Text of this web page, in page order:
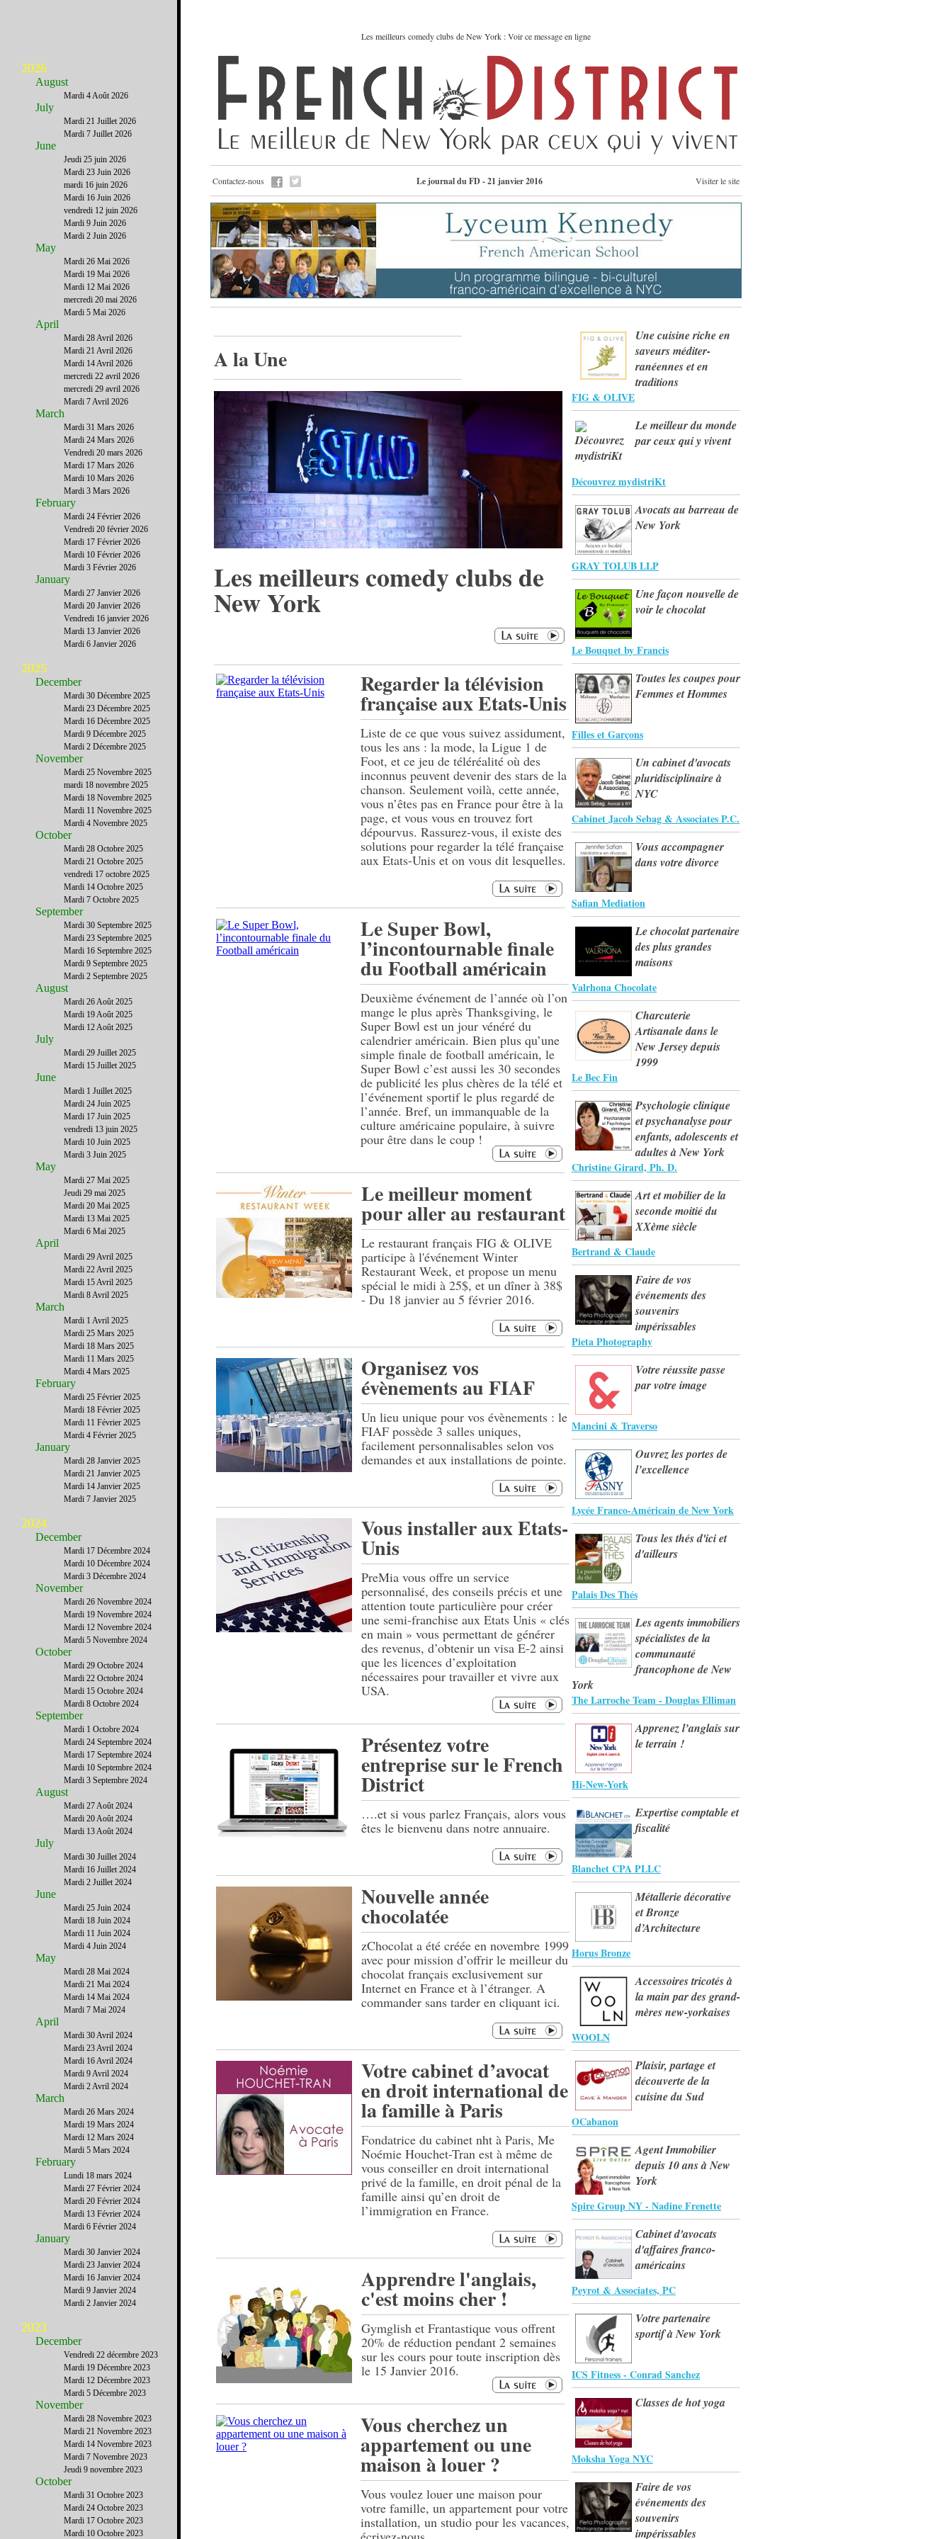
Les meilleurs comedy clubs de New York : Voir ce message en ligne
Contactez-nous Le journal du FD - 21 janvier 2016 Visiter le site
A la Une
Les meilleurs comedy clubs de
New York
Regarder la télévision
française aux Etats-Unis
Liste de ce que vous suivez assidument,
tous les ans : la mode, la Ligue 1 de
Foot, et ce jeu de téléréalité où des
inconnus peuvent devenir des stars de la
chanson. Seulement voilà, cette année,
vous n’êtes pas en France pour être à la
page, et vous vous en trouvez fort
dépourvus. Rassurez-vous, il existe des
solutions pour regarder la télé française
aux Etats-Unis et on vous dit lesquelles.
Le Super Bowl,
l’incontournable finale
du Football américain
Deuxième événement de l’année où l’on
mange le plus après Thanksgiving, le
Super Bowl est un jour vénéré du
calendrier américain. Bien plus qu’une
simple finale de football américain, le
Super Bowl c’est aussi les 30 secondes
de publicité les plus chères de la télé et
l’événement sportif le plus regardé de
l’année. Bref, un immanquable de la
culture américaine populaire, à suivre
pour être dans le coup !
Le meilleur moment
pour aller au restaurant
Le restaurant français FIG & OLIVE
participe à l'événement Winter
Restaurant Week, et propose un menu
spécial le midi à 25$, et un dîner à 38$
- Du 18 janvier au 5 février 2016.
Organisez vos
évènements au FIAF
Un lieu unique pour vos évènements : le
FIAF possède 3 salles uniques,
facilement personnalisables selon vos
demandes et aux installations de pointe.
Vous installer aux Etats-
Unis
PreMia vous offre un service
personnalisé, des conseils précis et une
attention toute particulière pour créer
une semi-franchise aux Etats Unis « clés
en main » vous permettant de générer
des revenus, d’obtenir un visa E-2 ainsi
que les licences d’exploitation
nécessaires pour travailler et vivre aux
USA.
Présentez votre
entreprise sur le French
District
….et si vous parlez Français, alors vous
êtes le bienvenu dans notre annuaire.
Nouvelle année
chocolatée
zChocolat a été créée en novembre 1999
avec pour mission d’offrir le meilleur du
chocolat français exclusivement sur
Internet en France et à l’étranger. A
commander sans tarder en cliquant ici.
Votre cabinet d’avocat
en droit international de
la famille à Paris
Fondatrice du cabinet nht à Paris, Me
Noémie Houchet-Tran est à même de
vous conseiller en droit international
privé de la famille, en droit pénal de la
famille ainsi qu’en droit de
l’immigration en France.
Apprendre l'anglais,
c'est moins cher !
Gymglish et Frantastique vous offrent
20% de réduction pendant 2 semaines
sur les cours pour toute inscription dès
le 15 Janvier 2016.
Vous cherchez un
appartement ou une
maison à louer ?
Vous voulez louer une maison pour
votre famille, un appartement pour votre
installation, un studio pour les vacances,
Une cuisine riche en
saveurs méditer-
ranéennes et en
traditions
FIG & OLIVE
Le meilleur du monde
par ceux qui y vivent
Découvrez mydistriKt
Avocats au barreau de
New York
GRAY TOLUB LLP
Une façon nouvelle de
voir le chocolat
Le Bouquet by Francis
Toutes les coupes pour
Femmes et Hommes
Filles et Garçons
Un cabinet d'avocats
pluridisciplinaire à
NYC
Cabinet Jacob Sebag & Associates P.C.
Vous accompagner
dans votre divorce
Safian Mediation
Le chocolat partenaire
des plus grandes
maisons
Valrhona Chocolate
Charcuterie
Artisanale dans le
New Jersey depuis
1999
Le Bec Fin
Psychologie clinique
et psychanalyse pour
enfants, adolescents et
adultes à New York
Christine Girard, Ph. D.
Art et mobilier de la
seconde moitié du
XXème siècle
Bertrand & Claude
Faire de vos
événements des
souvenirs
impérissables
Pieta Photography
Votre réussite passe
par votre image
Mancini & Traverso
Ouvrez les portes de
l’excellence
Lycée Franco-Américain de New York
Tous les thés d'ici et
d'ailleurs
Palais Des Thés
Les agents immobiliers
spécialistes de la
communauté
francophone de New
York
The Larroche Team - Douglas Elliman
Apprenez l’anglais sur
le terrain !
Hi-New-York
Expertise comptable et
fiscalité
Blanchet CPA PLLC
Métallerie décorative
et Bronze
d’Architecture
Horus Bronze
Accessoires tricotés à
la main par des grand-
mères new-yorkaises
WOOLN
Plaisir, partage et
découverte de la
cuisine du Sud
OCabanon
Agent Immobilier
depuis 10 ans à New
York
Spire Group NY - Nadine Frenette
Cabinet d'avocats
d'affaires franco-
américains
Peyrot & Associates, PC
Votre partenaire
sportif à New York
ICS Fitness - Conrad Sanchez
Classes de hot yoga
Moksha Yoga NYC
Faire de vos
événements des
souvenirs
impérissables
2026
August
Mardi 4 Août 2026
July
Mardi 21 Juillet 2026
Mardi 7 Juillet 2026
June
Jeudi 25 juin 2026
Mardi 23 Juin 2026
mardi 16 juin 2026
Mardi 16 Juin 2026
vendredi 12 juin 2026
Mardi 9 Juin 2026
Mardi 2 Juin 2026
May
Mardi 26 Mai 2026
Mardi 19 Mai 2026
Mardi 12 Mai 2026
mercredi 20 mai 2026
Mardi 5 Mai 2026
April
Mardi 28 Avril 2026
Mardi 21 Avril 2026
Mardi 14 Avril 2026
mercredi 22 avril 2026
mercredi 29 avril 2026
Mardi 7 Avril 2026
March
Mardi 31 Mars 2026
Mardi 24 Mars 2026
Vendredi 20 mars 2026
Mardi 17 Mars 2026
Mardi 10 Mars 2026
Mardi 3 Mars 2026
February
Mardi 24 Février 2026
Vendredi 20 février 2026
Mardi 17 Février 2026
Mardi 10 Février 2026
Mardi 3 Février 2026
January
Mardi 27 Janvier 2026
Mardi 20 Janvier 2026
Vendredi 16 janvier 2026
Mardi 13 Janvier 2026
Mardi 6 Janvier 2026
2025
December
Mardi 30 Décembre 2025
Mardi 23 Décembre 2025
Mardi 16 Décembre 2025
Mardi 9 Décembre 2025
Mardi 2 Décembre 2025
November
Mardi 25 Novembre 2025
mardi 18 novembre 2025
Mardi 18 Novembre 2025
Mardi 11 Novembre 2025
Mardi 4 Novembre 2025
October
Mardi 28 Octobre 2025
Mardi 21 Octobre 2025
vendredi 17 octobre 2025
Mardi 14 Octobre 2025
Mardi 7 Octobre 2025
September
Mardi 30 Septembre 2025
Mardi 23 Septembre 2025
Mardi 16 Septembre 2025
Mardi 9 Septembre 2025
Mardi 2 Septembre 2025
August
Mardi 26 Août 2025
Mardi 19 Août 2025
Mardi 12 Août 2025
July
Mardi 29 Juillet 2025
Mardi 15 Juillet 2025
June
Mardi 1 Juillet 2025
Mardi 24 Juin 2025
Mardi 17 Juin 2025
vendredi 13 juin 2025
Mardi 10 Juin 2025
Mardi 3 Juin 2025
May
Mardi 27 Mai 2025
Jeudi 29 mai 2025
Mardi 20 Mai 2025
Mardi 13 Mai 2025
Mardi 6 Mai 2025
April
Mardi 29 Avril 2025
Mardi 22 Avril 2025
Mardi 15 Avril 2025
Mardi 8 Avril 2025
March
Mardi 1 Avril 2025
Mardi 25 Mars 2025
Mardi 18 Mars 2025
Mardi 11 Mars 2025
Mardi 4 Mars 2025
February
Mardi 25 Février 2025
Mardi 18 Février 2025
Mardi 11 Février 2025
Mardi 4 Février 2025
January
Mardi 28 Janvier 2025
Mardi 21 Janvier 2025
Mardi 14 Janvier 2025
Mardi 7 Janvier 2025
2024
December
Mardi 17 Décembre 2024
Mardi 10 Décembre 2024
Mardi 3 Décembre 2024
November
Mardi 26 Novembre 2024
Mardi 19 Novembre 2024
Mardi 12 Novembre 2024
Mardi 5 Novembre 2024
October
Mardi 29 Octobre 2024
Mardi 22 Octobre 2024
Mardi 15 Octobre 2024
Mardi 8 Octobre 2024
September
Mardi 1 Octobre 2024
Mardi 24 Septembre 2024
Mardi 17 Septembre 2024
Mardi 10 Septembre 2024
Mardi 3 Septembre 2024
August
Mardi 27 Août 2024
Mardi 20 Août 2024
Mardi 13 Août 2024
July
Mardi 30 Juillet 2024
Mardi 16 Juillet 2024
Mardi 2 Juillet 2024
June
Mardi 25 Juin 2024
Mardi 18 Juin 2024
Mardi 11 Juin 2024
Mardi 4 Juin 2024
May
Mardi 28 Mai 2024
Mardi 21 Mai 2024
Mardi 14 Mai 2024
Mardi 7 Mai 2024
April
Mardi 30 Avril 2024
Mardi 23 Avril 2024
Mardi 16 Avril 2024
Mardi 9 Avril 2024
Mardi 2 Avril 2024
March
Mardi 26 Mars 2024
Mardi 19 Mars 2024
Mardi 12 Mars 2024
Mardi 5 Mars 2024
February
Lundi 18 mars 2024
Mardi 27 Février 2024
Mardi 20 Février 2024
Mardi 13 Février 2024
Mardi 6 Février 2024
January
Mardi 30 Janvier 2024
Mardi 23 Janvier 2024
Mardi 16 Janvier 2024
Mardi 9 Janvier 2024
Mardi 2 Janvier 2024
2023
December
Vendredi 22 décembre 2023
Mardi 19 Décembre 2023
Mardi 12 Décembre 2023
Mardi 5 Décembre 2023
November
Mardi 28 Novembre 2023
Mardi 21 Novembre 2023
Mardi 14 Novembre 2023
Mardi 7 Novembre 2023
Jeudi 9 novembre 2023
October
Mardi 31 Octobre 2023
Mardi 24 Octobre 2023
Mardi 17 Octobre 2023
Mardi 10 Octobre 2023